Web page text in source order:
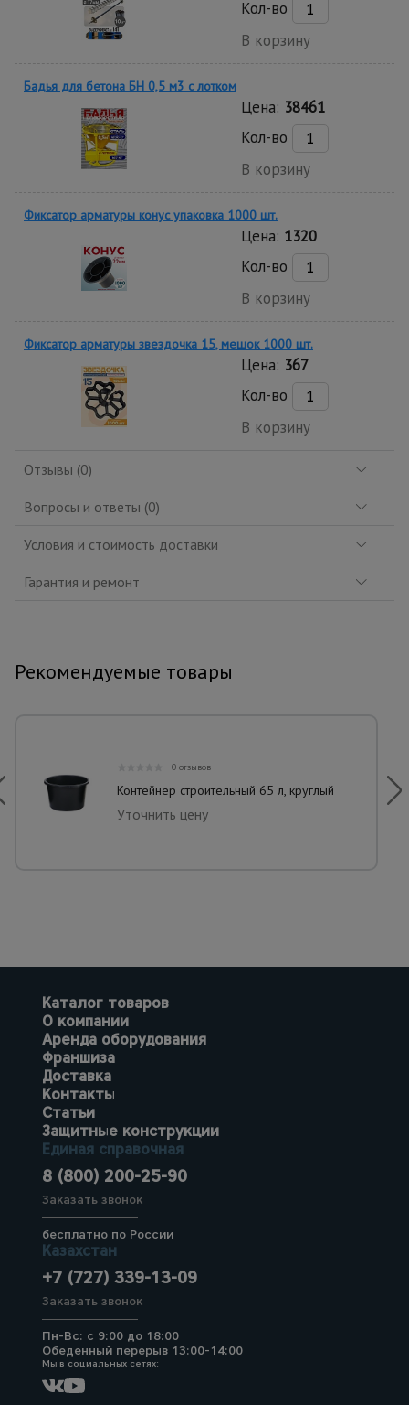
Кол-во
В корзину
Бадья для бетона БН 0,5 м3 с лотком
Цена: 38461
Кол-во
В корзину
Фиксатор арматуры конус упаковка 1000 шт.
Цена: 1320
Кол-во
В корзину
Фиксатор арматуры звездочка 15, мешок 1000 шт.
Цена: 367
Кол-во
В корзину
Отзывы (0)
Вопросы и ответы (0)
Условия и стоимость доставки
Гарантия и ремонт
Рекомендуемые товары
0 отзывов
Контейнер строительный 65 л, круглый
Уточнить цену
Каталог товаров
О компании
Аренда оборудования
Франшиза
Доставка
Контакты
Статьи
Защитные конструкции
Единая справочная
8 (800) 200-25-90
Заказать звонок
бесплатно по России
Казахстан
+7 (727) 339-13-09
Заказать звонок
Пн-Вс: с 9:00 до 18:00
Обеденный перерыв 13:00-14:00
Мы в социальных сетях: